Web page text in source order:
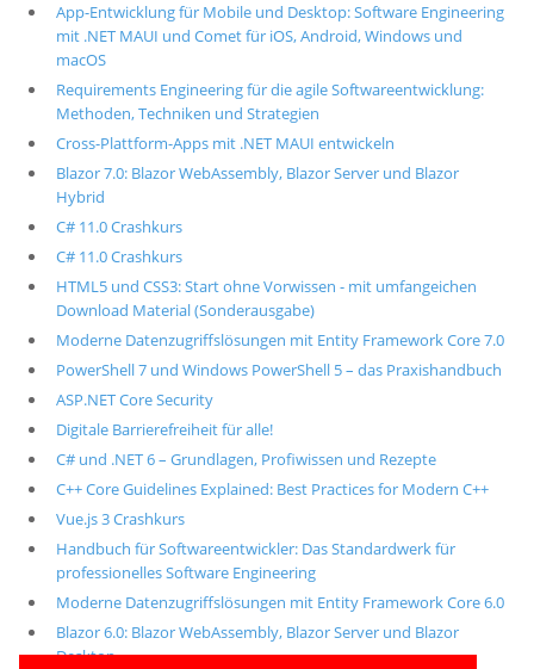
App-Entwicklung für Mobile und Desktop: Software Engineering
mit .NET MAUI und Comet für iOS, Android, Windows und
macOS
Requirements Engineering für die agile Softwareentwicklung:
Methoden, Techniken und Strategien
Cross-Plattform-Apps mit .NET MAUI entwickeln
Blazor 7.0: Blazor WebAssembly, Blazor Server und Blazor
Hybrid
C# 11.0 Crashkurs
C# 11.0 Crashkurs
HTML5 und CSS3: Start ohne Vorwissen - mit umfangeichen
Download Material (Sonderausgabe)
Moderne Datenzugriffslösungen mit Entity Framework Core 7.0
PowerShell 7 und Windows PowerShell 5 – das Praxishandbuch
ASP.NET Core Security
Digitale Barrierefreiheit für alle!
C# und .NET 6 – Grundlagen, Profiwissen und Rezepte
C++ Core Guidelines Explained: Best Practices for Modern C++
Vue.js 3 Crashkurs
Handbuch für Softwareentwickler: Das Standardwerk für
professionelles Software Engineering
Moderne Datenzugriffslösungen mit Entity Framework Core 6.0
Blazor 6.0: Blazor WebAssembly, Blazor Server und Blazor
Desktop